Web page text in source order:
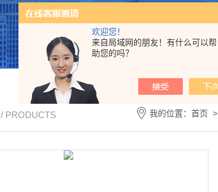
欢迎您！
来自局域网的朋友！有什么可以帮
助您的吗？
/ PRODUCTS 我的位置： 首页 >